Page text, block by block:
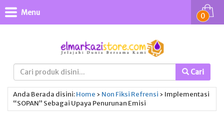
Cari
0
Menu
Anda Berada disini:Home › Non Fiksi Refrensi › Implementasi
“SOPAN” Sebagai Upaya Penurunan Emisi